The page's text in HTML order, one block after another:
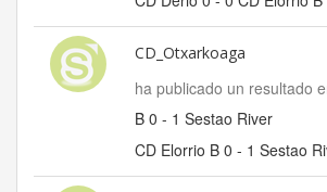
CD_Otxarkoaga
ha publicado un resultado
B 0 - 1 Sestao River
CD Elorrio B 0 - 1 Sestao